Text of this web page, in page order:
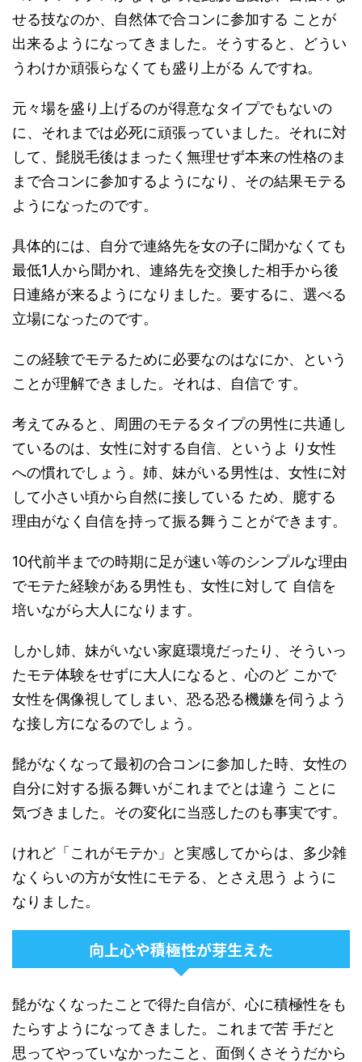
せる技なのか、自然体で合コンに参加する ことが
出来るようになってきました。そうすると、どうい
うわけか頑張らなくても盛り上がる んですね。
元々場を盛り上げるのが得意なタイプでもないの
に、それまでは必死に頑張っていました。それに対
して、髭脱毛後はまったく無理せず本来の性格のま
まで合コンに参加するようになり、その結果モテる
ようになったのです。
具体的には、自分で連絡先を女の子に聞かなくても
最低1人から聞かれ、連絡先を交換した相手から後
日連絡が来るようになりました。要するに、選べる
立場になったのです。
この経験でモテるために必要なのはなにか、という
ことが理解できました。それは、自信で す。
考えてみると、周囲のモテるタイプの男性に共通し
ているのは、女性に対する自信、というよ り女性
への慣れでしょう。姉、妹がいる男性は、女性に対
して小さい頃から自然に接している ため、臆する
理由がなく自信を持って振る舞うことができます。
10代前半までの時期に足が速い等のシンプルな理由
でモテた経験がある男性も、女性に対して 自信を
培いながら大人になります。
しかし姉、妹がいない家庭環境だったり、そういっ
たモテ体験をせずに大人になると、心のど こかで
女性を偶像視してしまい、恐る恐る機嫌を伺うよう
な接し方になるのでしょう。
髭がなくなって最初の合コンに参加した時、女性の
自分に対する振る舞いがこれまでとは違う ことに
気づきました。その変化に当惑したのも事実です。
けれど「これがモテか」と実感してからは、多少雑
なくらいの方が女性にモテる、とさえ思う ように
なりました。
向上心や積極性が芽生えた
髭がなくなったことで得た自信が、心に積極性をも
たらすようになってきました。これまで苦 手だと
思ってやっていなかったこと、面倒くさそうだから